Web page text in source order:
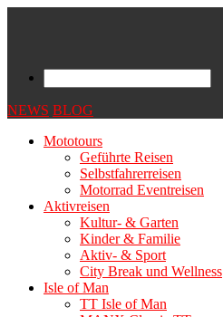
NEWS BLOG
Mototours
Geführte Reisen
Selbstfahrerreisen
Motorrad Eventreisen
Aktivreisen
Kultur- & Garten
Kinder & Familie
Aktiv- & Sport
City Break und Wellness
Isle of Man
TT Isle of Man